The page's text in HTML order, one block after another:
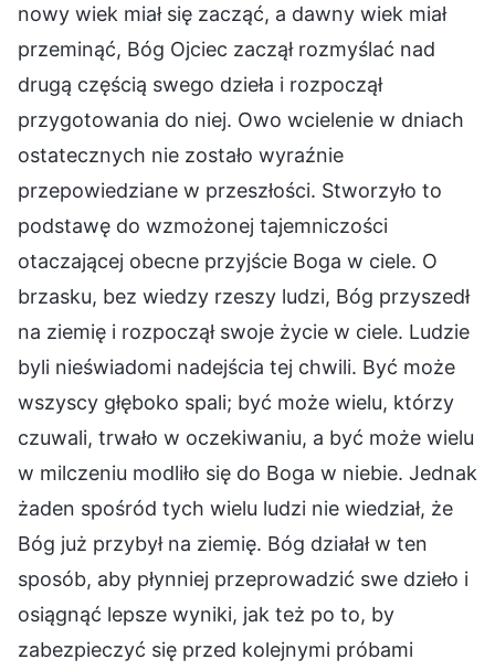
nowy wiek miał się zacząć, a dawny wiek miał
przeminąć, Bóg Ojciec zaczął rozmyślać nad
drugą częścią swego dzieła i rozpoczął
przygotowania do niej. Owo wcielenie w dniach
ostatecznych nie zostało wyraźnie
przepowiedziane w przeszłości. Stworzyło to
podstawę do wzmożonej tajemniczości
otaczającej obecne przyjście Boga w ciele. O
brzasku, bez wiedzy rzeszy ludzi, Bóg przyszedł
na ziemię i rozpoczął swoje życie w ciele. Ludzie
byli nieświadomi nadejścia tej chwili. Być może
wszyscy głęboko spali; być może wielu, którzy
czuwali, trwało w oczekiwaniu, a być może wielu
w milczeniu modliło się do Boga w niebie. Jednak
żaden spośród tych wielu ludzi nie wiedział, że
Bóg już przybył na ziemię. Bóg działał w ten
sposób, aby płynniej przeprowadzić swe dzieło i
osiągnąć lepsze wyniki, jak też po to, by
zabezpieczyć się przed kolejnymi próbami